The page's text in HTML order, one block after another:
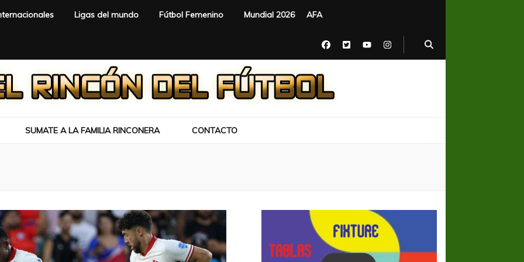
Ligas del mundo Fútbol Femenino Mundial 2026 AFA
SUMATE A LA FAMILIA RINCONERA CONTACTO